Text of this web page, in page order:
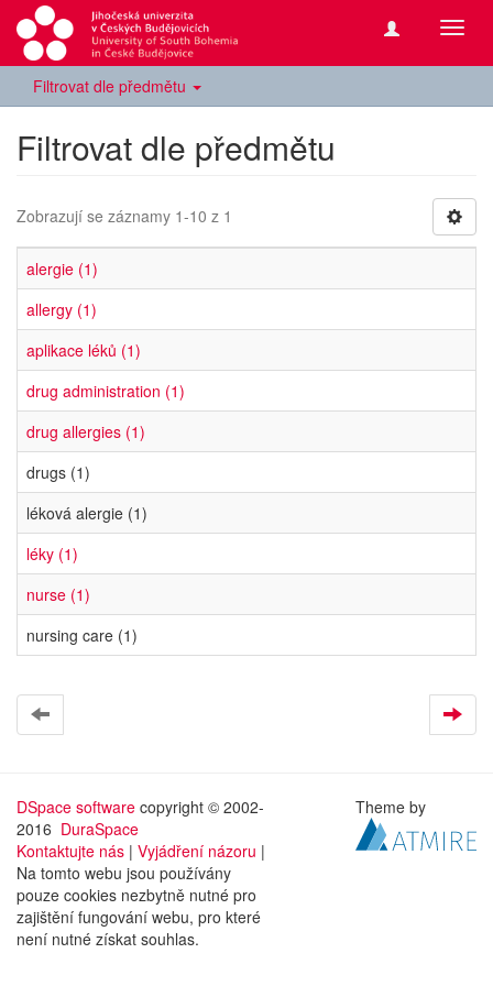
Filtrovat dle předmětu
Filtrovat dle předmětu
Zobrazují se záznamy 1-10 z 1
alergie (1)
allergy (1)
aplikace léků (1)
drug administration (1)
drug allergies (1)
drugs (1)
léková alergie (1)
léky (1)
nurse (1)
nursing care (1)
DSpace software copyright © 2002-
2016 DuraSpace
Kontaktujte nás | Vyjádření názoru |
Na tomto webu jsou používány
pouze cookies nezbytně nutné pro
zajištění fungování webu, pro které
není nutné získat souhlas.
Theme by